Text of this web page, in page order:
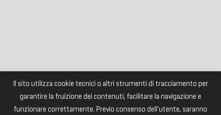
Il sito utilizza cookie tecnici o altri strumenti di tracciamento per
garantire la fruizione dei contenuti, facilitare la navigazione e
funzionare correttamente. Previo consenso dell'utente, saranno